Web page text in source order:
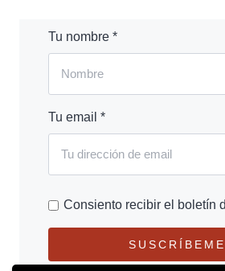
Tu nombre *
Tu email *
Consiento recibir el boletín